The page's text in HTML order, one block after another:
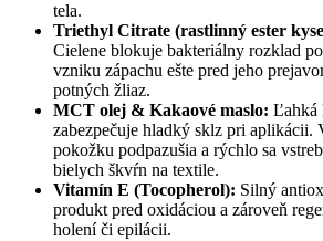
tela.
Triethyl Citrate (rastlinný ester
Cielene blokuje bakteriálny rozklad
vzniku zápachu ešte pred jeho
potných žliaz.
MCT olej & Kakaové maslo: Ľahká
zabezpečuje hladký sklz pri aplikácii.
pokožku podpazušia a rýchlo sa
bielych škvŕn na textile.
Vitamín E (Tocopherol): Silný
produkt pred oxidáciou a zároveň
holení či epilácii.